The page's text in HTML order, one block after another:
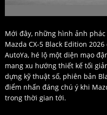
Mới đây, những hình ảnh
Mazda CX-5 Black Edition
AutoYa, hé lộ một diện mạo
mang xu hướng thiết kế tối
dựng kỹ thuật số, phiên bản
điểm nhấn đáng chú ý khi
trong thời gian tới.